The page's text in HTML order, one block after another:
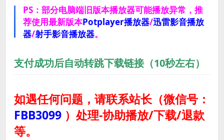
PS：部分电脑端旧版本播放器可能播放异常，推
荐使用最新版本Potplayer播放器/迅雷影音播放
器/射手影音播放器。
支付成功后自动转跳下载链接（10秒左右）
如遇任何问题，请联系站长（微信号：
FBB3099 ） 处理-协助播放/下载/退款
等。